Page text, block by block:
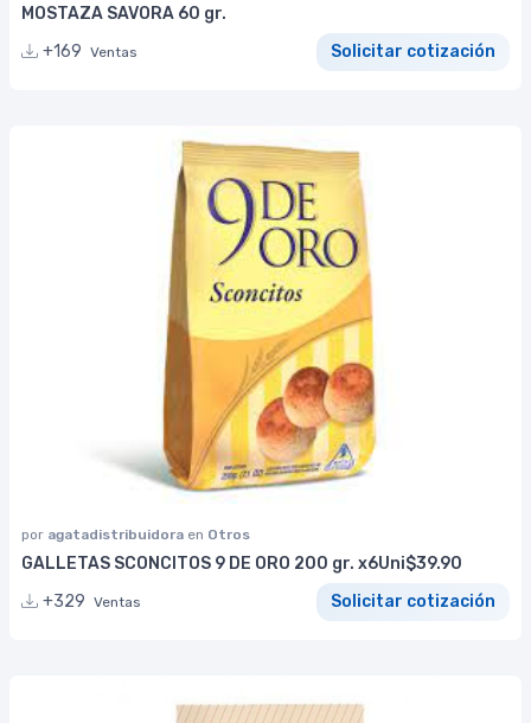
MOSTAZA SAVORA 60 gr.
+169 Ventas Solicitar cotización
por agatadistribuidora en Otros
GALLETAS SCONCITOS 9 DE ORO 200 gr. x6Uni$39.90
+329 Ventas Solicitar cotización